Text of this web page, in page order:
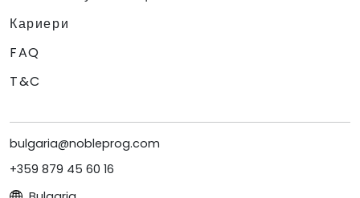
Кариери
FAQ
T&C
bulgaria@nobleprog.com
+359 879 45 60 16